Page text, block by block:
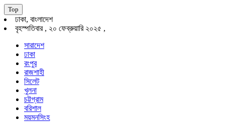
Top
ঢাকা, বাংলাদেশ
বৃহস্পতিবার , ২০ ফেব্রুয়ারি ২০২৫ ,
সারাদেশ
ঢাকা
রংপুর
রাজশাহী
সিলেট
খুলনা
চট্টগ্রাম
বরিশাল
ময়মনসিংহ